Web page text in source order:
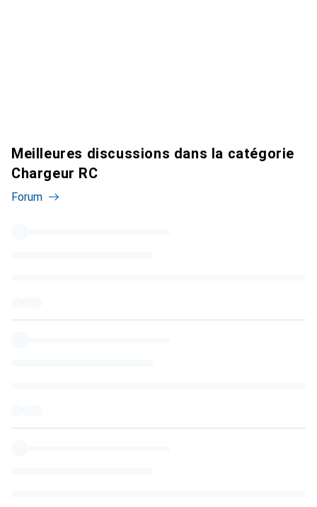
Meilleures discussions dans la catégorie
Chargeur RC
Forum